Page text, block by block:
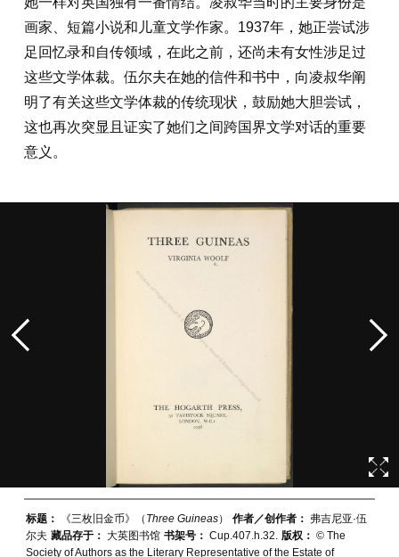
画家、短篇小说和儿童文学作家。1937年，她正尝试涉
足回忆录和自传领域，在此之前，还尚未有女性涉足过
这些文学体裁。伍尔夫在她的信件和书中，向凌叔华阐
明了有关这些文学体裁的传统现状，鼓励她大胆尝试，
这也再次突显且证实了她们之间跨国界文学对话的重要
意义。
标题： 《三枚旧金币》（ Three Guineas） 作者／创作者： 弗吉尼亚·伍
尔夫 藏品存于： 大英图书馆 书架号： Cup.407.h.32. 版权： © The
Society of Authors as the Literary Representative of the Estate of